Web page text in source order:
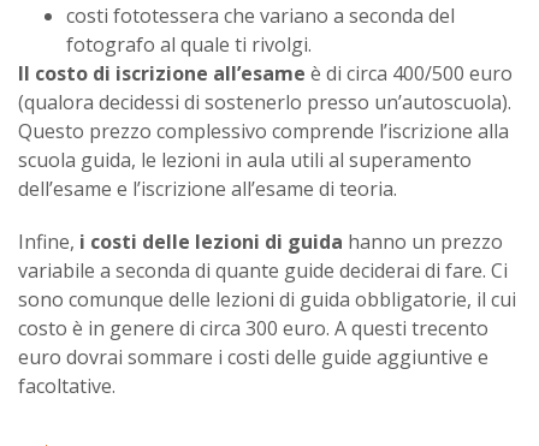
costi fototessera che variano a seconda del
fotografo al quale ti rivolgi.
Il costo di iscrizione all’esame è di circa 400/500 euro
(qualora decidessi di sostenerlo presso un’autoscuola).
Questo prezzo complessivo comprende l’iscrizione alla
scuola guida, le lezioni in aula utili al superamento
dell’esame e l’iscrizione all’esame di teoria.
Infine, i costi delle lezioni di guida hanno un prezzo
variabile a seconda di quante guide deciderai di fare. Ci
sono comunque delle lezioni di guida obbligatorie, il cui
costo è in genere di circa 300 euro. A questi trecento
euro dovrai sommare i costi delle guide aggiuntive e
facoltative.